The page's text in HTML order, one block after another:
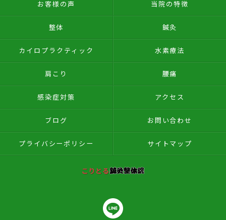
お客様の声 当院の特徴
整体 鍼灸
カイロプラクティック 水素療法
肩こり 腰痛
感染症対策 アクセス
ブログ お問い合わせ
プライバシーポリシー サイトマップ